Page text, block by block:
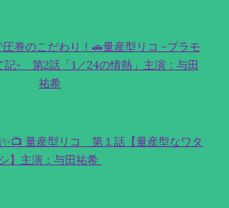
圧巻のこだわり！🚗量産型リコ -プラモ
記- 第2話「1／24の情熱」主演：与田
祐希
量産型リコ 第１話【量産型なワタ
シ】主演：与田祐希